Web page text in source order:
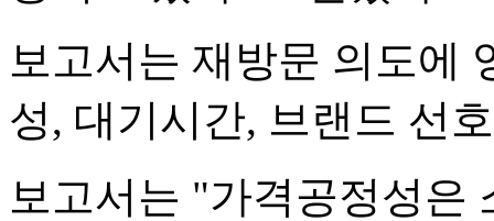
보고서는 재방문 의도에
성, 대기시간, 브랜드 선
보고서는 "가격공정성은